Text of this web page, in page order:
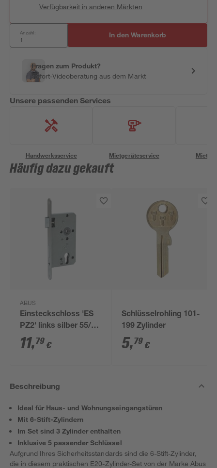
Verfügbarkeit in anderen Märkten
Anzahl: In den Warenkorb
Fragen zum Produkt?
Sofort-Videoberatung aus dem Markt
Unsere passenden Services
Handwerksservice Mietgeräteservice
Häufig dazu gekauft
ABUS
Einsteckschloss 'ES
PZ2' links silber 55/72
mm
11,79 €
Schlüsselrohling 101-
199 Zylinder
5,79 €
Beschreibung
Ideal für Haus- und Wohnungseingangstüren
Mit 6-Stift-Zylindern
Im Set sind 3 Zylinder enthalten
Inklusive 5 passender Schlüssel
Aufgrund Ihres Sicherheitsstandards sind die 6-Stift-Zylinder,
die in diesem praktischen E20-Zylinder-Set von der Marke Abus